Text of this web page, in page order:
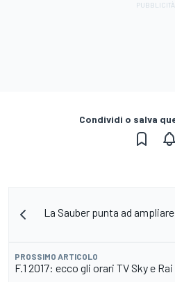
Condividi o salva
La Sauber punta ad
PROSSIMO ARTICOLO
F.1 2017: ecco gli orari TV Sky e